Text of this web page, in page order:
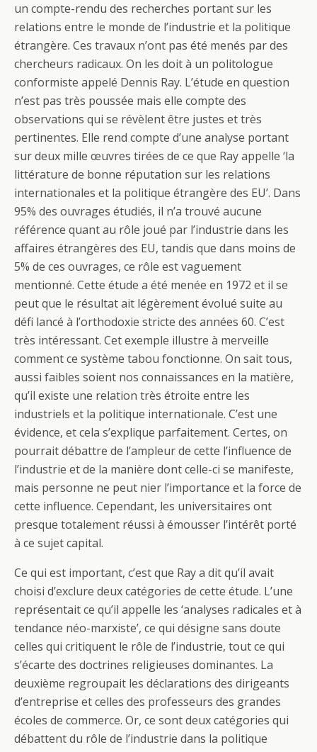
un compte-rendu des recherches portant sur les
relations entre le monde de l’industrie et la politique
étrangère. Ces travaux n’ont pas été menés par des
chercheurs radicaux. On les doit à un politologue
conformiste appelé Dennis Ray. L’étude en question
n’est pas très poussée mais elle compte des
observations qui se révèlent être justes et très
pertinentes. Elle rend compte d’une analyse portant
sur deux mille œuvres tirées de ce que Ray appelle ‘la
littérature de bonne réputation sur les relations
internationales et la politique étrangère des EU’. Dans
95% des ouvrages étudiés, il n’a trouvé aucune
référence quant au rôle joué par l’industrie dans les
affaires étrangères des EU, tandis que dans moins de
5% de ces ouvrages, ce rôle est vaguement
mentionné. Cette étude a été menée en 1972 et il se
peut que le résultat ait légèrement évolué suite au
défi lancé à l’orthodoxie stricte des années 60. C’est
très intéressant. Cet exemple illustre à merveille
comment ce système tabou fonctionne. On sait tous,
aussi faibles soient nos connaissances en la matière,
qu’il existe une relation très étroite entre les
industriels et la politique internationale. C’est une
évidence, et cela s’explique parfaitement. Certes, on
pourrait débattre de l’ampleur de cette l’influence de
l’industrie et de la manière dont celle-ci se manifeste,
mais personne ne peut nier l’importance et la force de
cette influence. Cependant, les universitaires ont
presque totalement réussi à émousser l’intérêt porté
à ce sujet capital.
Ce qui est important, c’est que Ray a dit qu’il avait
choisi d’exclure deux catégories de cette étude. L’une
représentait ce qu’il appelle les ‘analyses radicales et à
tendance néo-marxiste’, ce qui désigne sans doute
celles qui critiquent le rôle de l’industrie, tout ce qui
s’écarte des doctrines religieuses dominantes. La
deuxième regroupait les déclarations des dirigeants
d’entreprise et celles des professeurs des grandes
écoles de commerce. Or, ce sont deux catégories qui
débattent du rôle de l’industrie dans la politique